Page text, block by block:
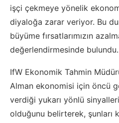
işçi çekmeye yönelik
diyaloğa zarar veriyor. Bu
büyüme fırsatlarımızın
değerlendirmesinde bulundu.
IfW Ekonomik Tahmin
Alman ekonomisi için öncü
verdiği yukarı yönlü
olduğunu belirterek, şunları